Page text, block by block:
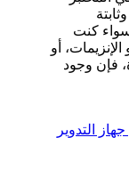
كنت
أو
فإن وجود